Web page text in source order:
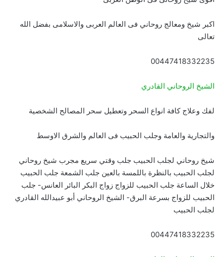
اكبر شيخ ومعالج روحاني فى العالم العربى والاسلامى بفضل الله
تعالى
00447418332235
الشيخ الروحاني القادري
لفك وعلاج كافة انواع السحر وتعطيل سحر المصالح الشخصية
والتجارية والعامة وجلب الحبيب فى العالم والشرق الاوسط
شيخ روحاني لجلب الحبيب جلب وقتي سريع مجرب شيخ روحاني
لجلب الحبيب بالنظرة باللمسة بالعين جلب الشمعة جلب الحبيب
خلال الساعة جلب الحبيب للزواج زواج البكر البائر العانس- جلب
الحبيب للزواج بسرعة البرق- الشيخ الروحاني أبو عبيدالله القادري
لجلب الحبيب
00447418332235